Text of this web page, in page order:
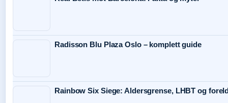
Radisson Blu Plaza Oslo – komplett guide
Rainbow Six Siege: Aldersgrense, LHBT og